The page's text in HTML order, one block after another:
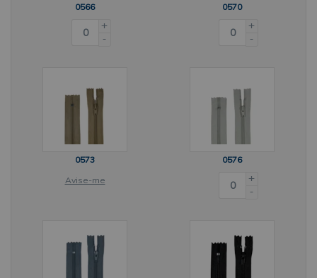
0566
+
-
0570
+
-
0573
Avise-me
0576
+
-